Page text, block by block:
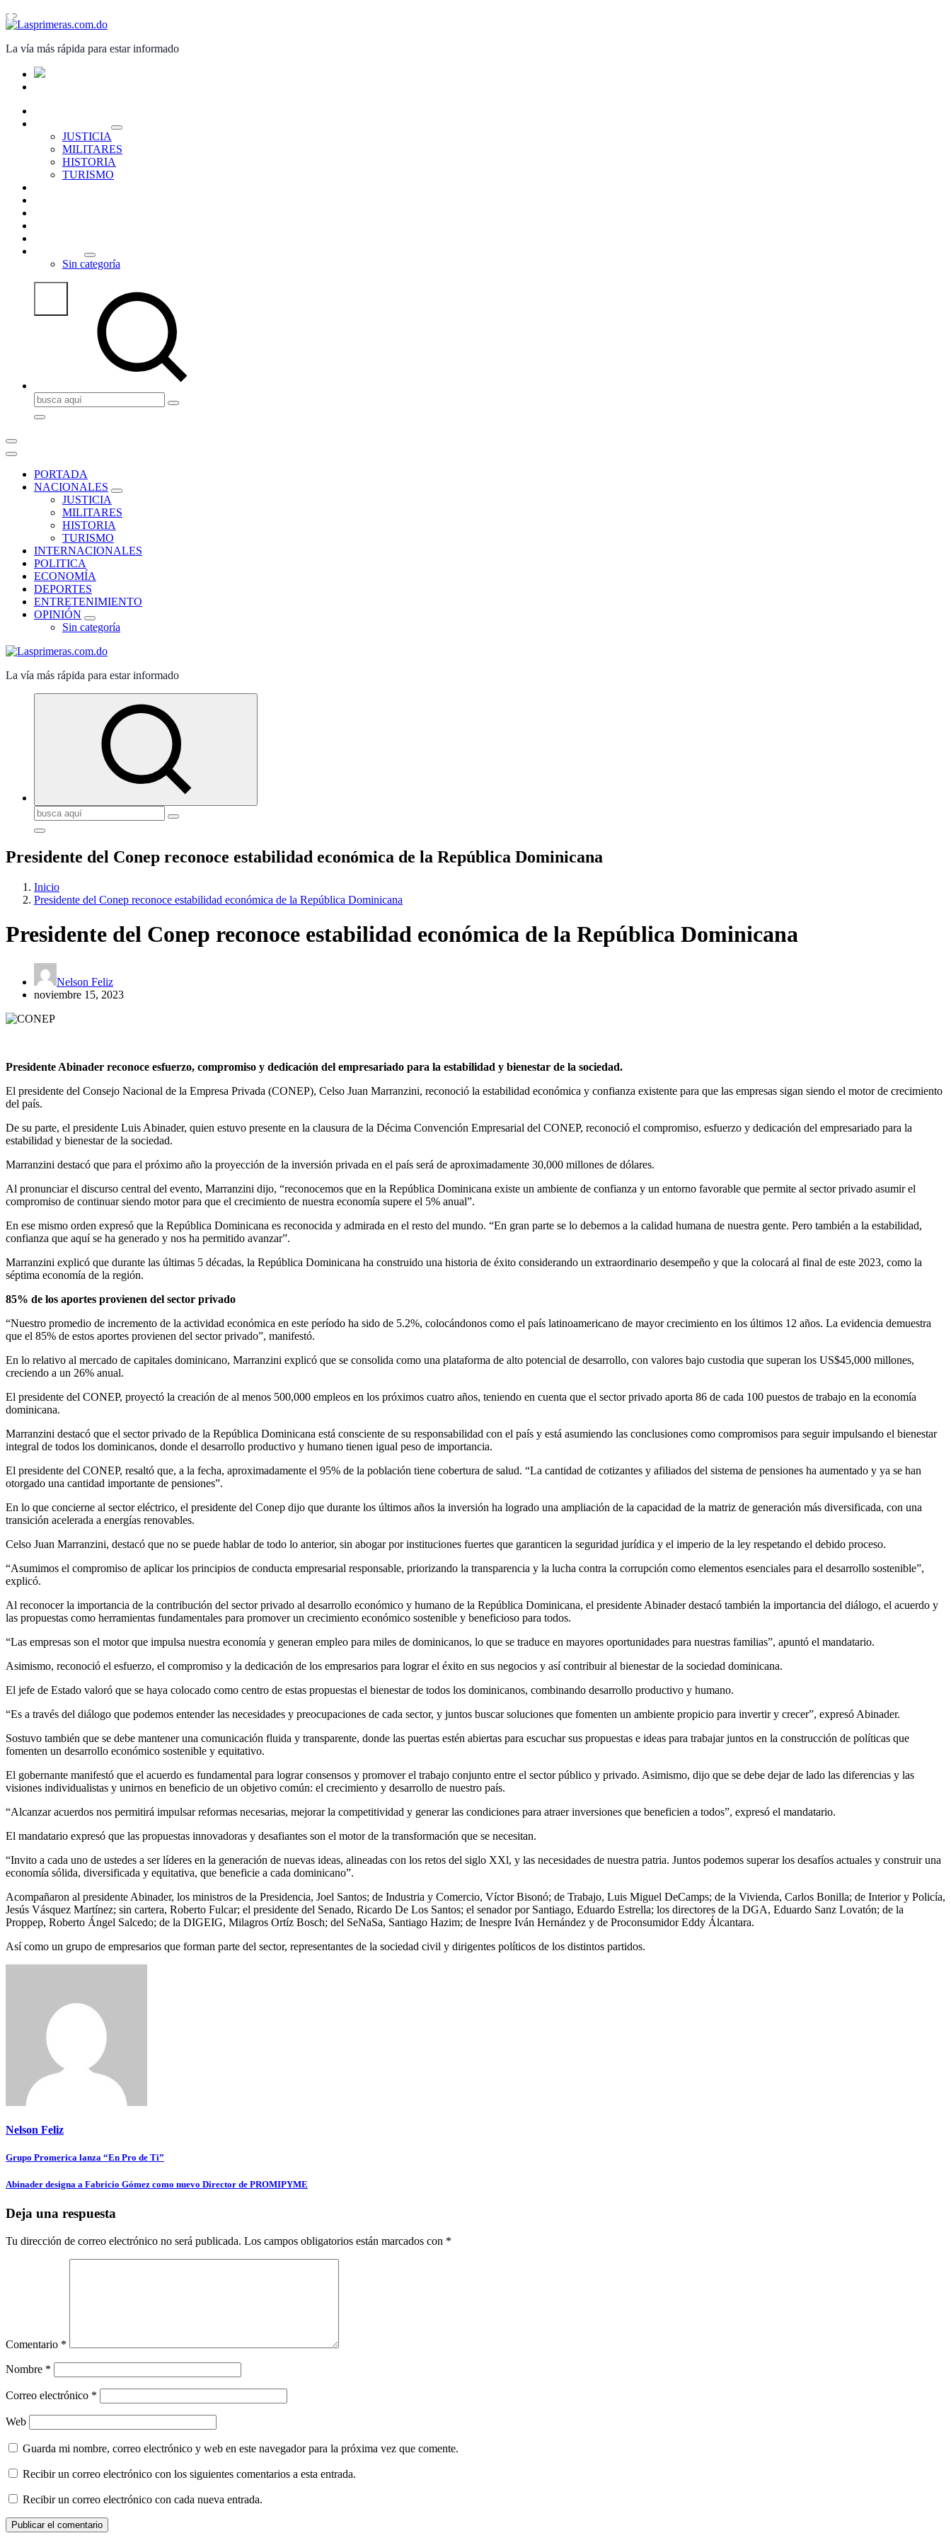
Saltar
al
La vía más rápida para estar informado
JUSTICIA
MILITARES
HISTORIA
TURISMO
Sin categoría
Buscar:
PORTADA
NACIONALES
JUSTICIA
MILITARES
HISTORIA
TURISMO
INTERNACIONALES
POLITICA
ECONOMÍA
DEPORTES
ENTRETENIMIENTO
OPINIÓN
Sin categoría
La vía más rápida para estar informado
Buscar:
Presidente del Conep reconoce estabilidad económica de la República Dominicana
Inicio
Presidente del Conep reconoce estabilidad económica de la República Dominicana
Presidente del Conep reconoce estabilidad económica de la República Dominicana
Nelson Feliz
noviembre 15, 2023
Presidente Abinader reconoce esfuerzo, compromiso y dedicación del empresariado para la estabilidad y bienestar de la sociedad.
El presidente del Consejo Nacional de la Empresa Privada (CONEP), Celso Juan Marranzini, reconoció la estabilidad económica y confianza existente para que las empresas sigan siendo el motor de crecimiento
del país.
De su parte, el presidente Luis Abinader, quien estuvo presente en la clausura de la Décima Convención Empresarial del CONEP, reconoció el compromiso, esfuerzo y dedicación del empresariado para la
estabilidad y bienestar de la sociedad.
Marranzini destacó que para el próximo año la proyección de la inversión privada en el país será de aproximadamente 30,000 millones de dólares.
Al pronunciar el discurso central del evento, Marranzini dijo, “reconocemos que en la República Dominicana existe un ambiente de confianza y un entorno favorable que permite al sector privado asumir el
compromiso de continuar siendo motor para que el crecimiento de nuestra economía supere el 5% anual”.
En ese mismo orden expresó que la República Dominicana es reconocida y admirada en el resto del mundo. “En gran parte se lo debemos a la calidad humana de nuestra gente. Pero también a la estabilidad,
confianza que aquí se ha generado y nos ha permitido avanzar”.
Marranzini explicó que durante las últimas 5 décadas, la República Dominicana ha construido una historia de éxito considerando un extraordinario desempeño y que la colocará al final de este 2023, como la
séptima economía de la región.
85% de los aportes provienen del sector privado
“Nuestro promedio de incremento de la actividad económica en este período ha sido de 5.2%, colocándonos como el país latinoamericano de mayor crecimiento en los últimos 12 años. La evidencia demuestra
que el 85% de estos aportes provienen del sector privado”, manifestó.
En lo relativo al mercado de capitales dominicano, Marranzini explicó que se consolida como una plataforma de alto potencial de desarrollo, con valores bajo custodia que superan los US$45,000 millones,
creciendo a un 26% anual.
El presidente del CONEP, proyectó la creación de al menos 500,000 empleos en los próximos cuatro años, teniendo en cuenta que el sector privado aporta 86 de cada 100 puestos de trabajo en la economía
dominicana.
Marranzini destacó que el sector privado de la República Dominicana está consciente de su responsabilidad con el país y está asumiendo las conclusiones como compromisos para seguir impulsando el bienestar
integral de todos los dominicanos, donde el desarrollo productivo y humano tienen igual peso de importancia.
El presidente del CONEP, resaltó que, a la fecha, aproximadamente el 95% de la población tiene cobertura de salud. “La cantidad de cotizantes y afiliados del sistema de pensiones ha aumentado y ya se han
otorgado una cantidad importante de pensiones”.
En lo que concierne al sector eléctrico, el presidente del Conep dijo que durante los últimos años la inversión ha logrado una ampliación de la capacidad de la matriz de generación más diversificada, con una
transición acelerada a energías renovables.
Celso Juan Marranzini, destacó que no se puede hablar de todo lo anterior, sin abogar por instituciones fuertes que garanticen la seguridad jurídica y el imperio de la ley respetando el debido proceso.
“Asumimos el compromiso de aplicar los principios de conducta empresarial responsable, priorizando la transparencia y la lucha contra la corrupción como elementos esenciales para el desarrollo sostenible”,
explicó.
Al reconocer la importancia de la contribución del sector privado al desarrollo económico y humano de la República Dominicana, el presidente Abinader destacó también la importancia del diálogo, el acuerdo y
las propuestas como herramientas fundamentales para promover un crecimiento económico sostenible y beneficioso para todos.
“Las empresas son el motor que impulsa nuestra economía y generan empleo para miles de dominicanos, lo que se traduce en mayores oportunidades para nuestras familias”, apuntó el mandatario.
Asimismo, reconoció el esfuerzo, el compromiso y la dedicación de los empresarios para lograr el éxito en sus negocios y así contribuir al bienestar de la sociedad dominicana.
El jefe de Estado valoró que se haya colocado como centro de estas propuestas el bienestar de todos los dominicanos, combinando desarrollo productivo y humano.
“Es a través del diálogo que podemos entender las necesidades y preocupaciones de cada sector, y juntos buscar soluciones que fomenten un ambiente propicio para invertir y crecer”, expresó Abinader.
Sostuvo también que se debe mantener una comunicación fluida y transparente, donde las puertas estén abiertas para escuchar sus propuestas e ideas para trabajar juntos en la construcción de políticas que
fomenten un desarrollo económico sostenible y equitativo.
El gobernante manifestó que el acuerdo es fundamental para lograr consensos y promover el trabajo conjunto entre el sector público y privado. Asimismo, dijo que se debe dejar de lado las diferencias y las
visiones individualistas y unirnos en beneficio de un objetivo común: el crecimiento y desarrollo de nuestro país.
“Alcanzar acuerdos nos permitirá impulsar reformas necesarias, mejorar la competitividad y generar las condiciones para atraer inversiones que beneficien a todos”, expresó el mandatario.
El mandatario expresó que las propuestas innovadoras y desafiantes son el motor de la transformación que se necesitan.
“Invito a cada uno de ustedes a ser líderes en la generación de nuevas ideas, alineadas con los retos del siglo XXl, y las necesidades de nuestra patria. Juntos podemos superar los desafíos actuales y construir una
economía sólida, diversificada y equitativa, que beneficie a cada dominicano”.
Acompañaron al presidente Abinader, los ministros de la Presidencia, Joel Santos; de Industria y Comercio, Víctor Bisonó; de Trabajo, Luis Miguel DeCamps; de la Vivienda, Carlos Bonilla; de Interior y Policía,
Jesús Vásquez Martínez; sin cartera, Roberto Fulcar; el presidente del Senado, Ricardo De Los Santos; el senador por Santiago, Eduardo Estrella; los directores de la DGA, Eduardo Sanz Lovatón; de la
Proppep, Roberto Ángel Salcedo; de la DIGEIG, Milagros Ortíz Bosch; del SeNaSa, Santiago Hazim; de Inespre Iván Hernández y de Proconsumidor Eddy Álcantara.
Así como un grupo de empresarios que forman parte del sector, representantes de la sociedad civil y dirigentes políticos de los distintos partidos.
Nelson Feliz
Navegación
de
Grupo Promerica lanza “En Pro de Ti”
Abinader designa a Fabricio Gómez como nuevo Director de PROMIPYME
Deja una respuesta
Tu dirección de correo electrónico no será publicada. Los campos obligatorios están marcados con *
Comentario *
Nombre *
Correo electrónico *
Web
Guarda mi nombre, correo electrónico y web en este navegador para la próxima vez que comente.
Recibir un correo electrónico con los siguientes comentarios a esta entrada.
Recibir un correo electrónico con cada nueva entrada.